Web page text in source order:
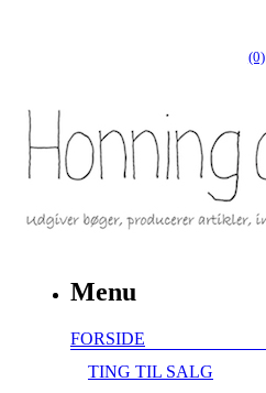
(0)
Menu
FORSIDE
TING TIL SALG